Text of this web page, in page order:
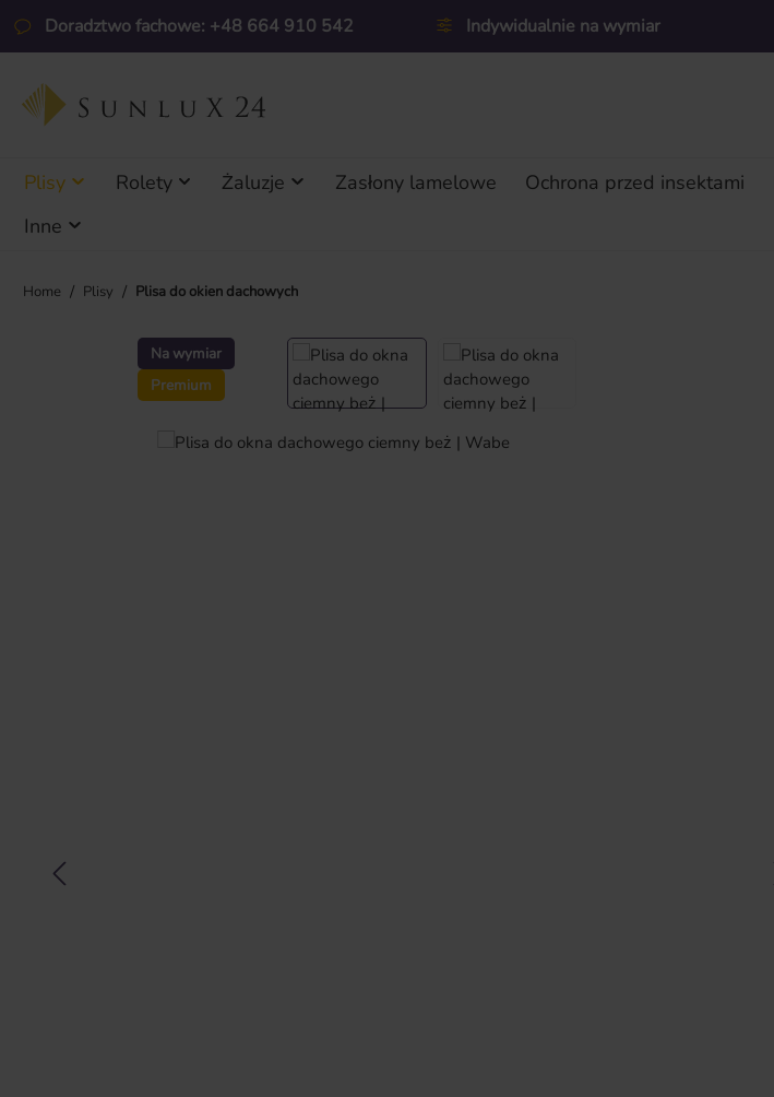
do głównej zawartości
Przejdź do wyszukiwania
Przejdź do głównej nawigacji
Doradztwo fachowe: +48 664 910 542 Indywidualnie na wymiar
Plisy Rolety Żaluzje Zasłony lamelowe Ochrona przed insektami
Inne
Home / Plisy / Plisa do okien dachowych
Na wymiar
Premium
Pomiń galerię zdjęć